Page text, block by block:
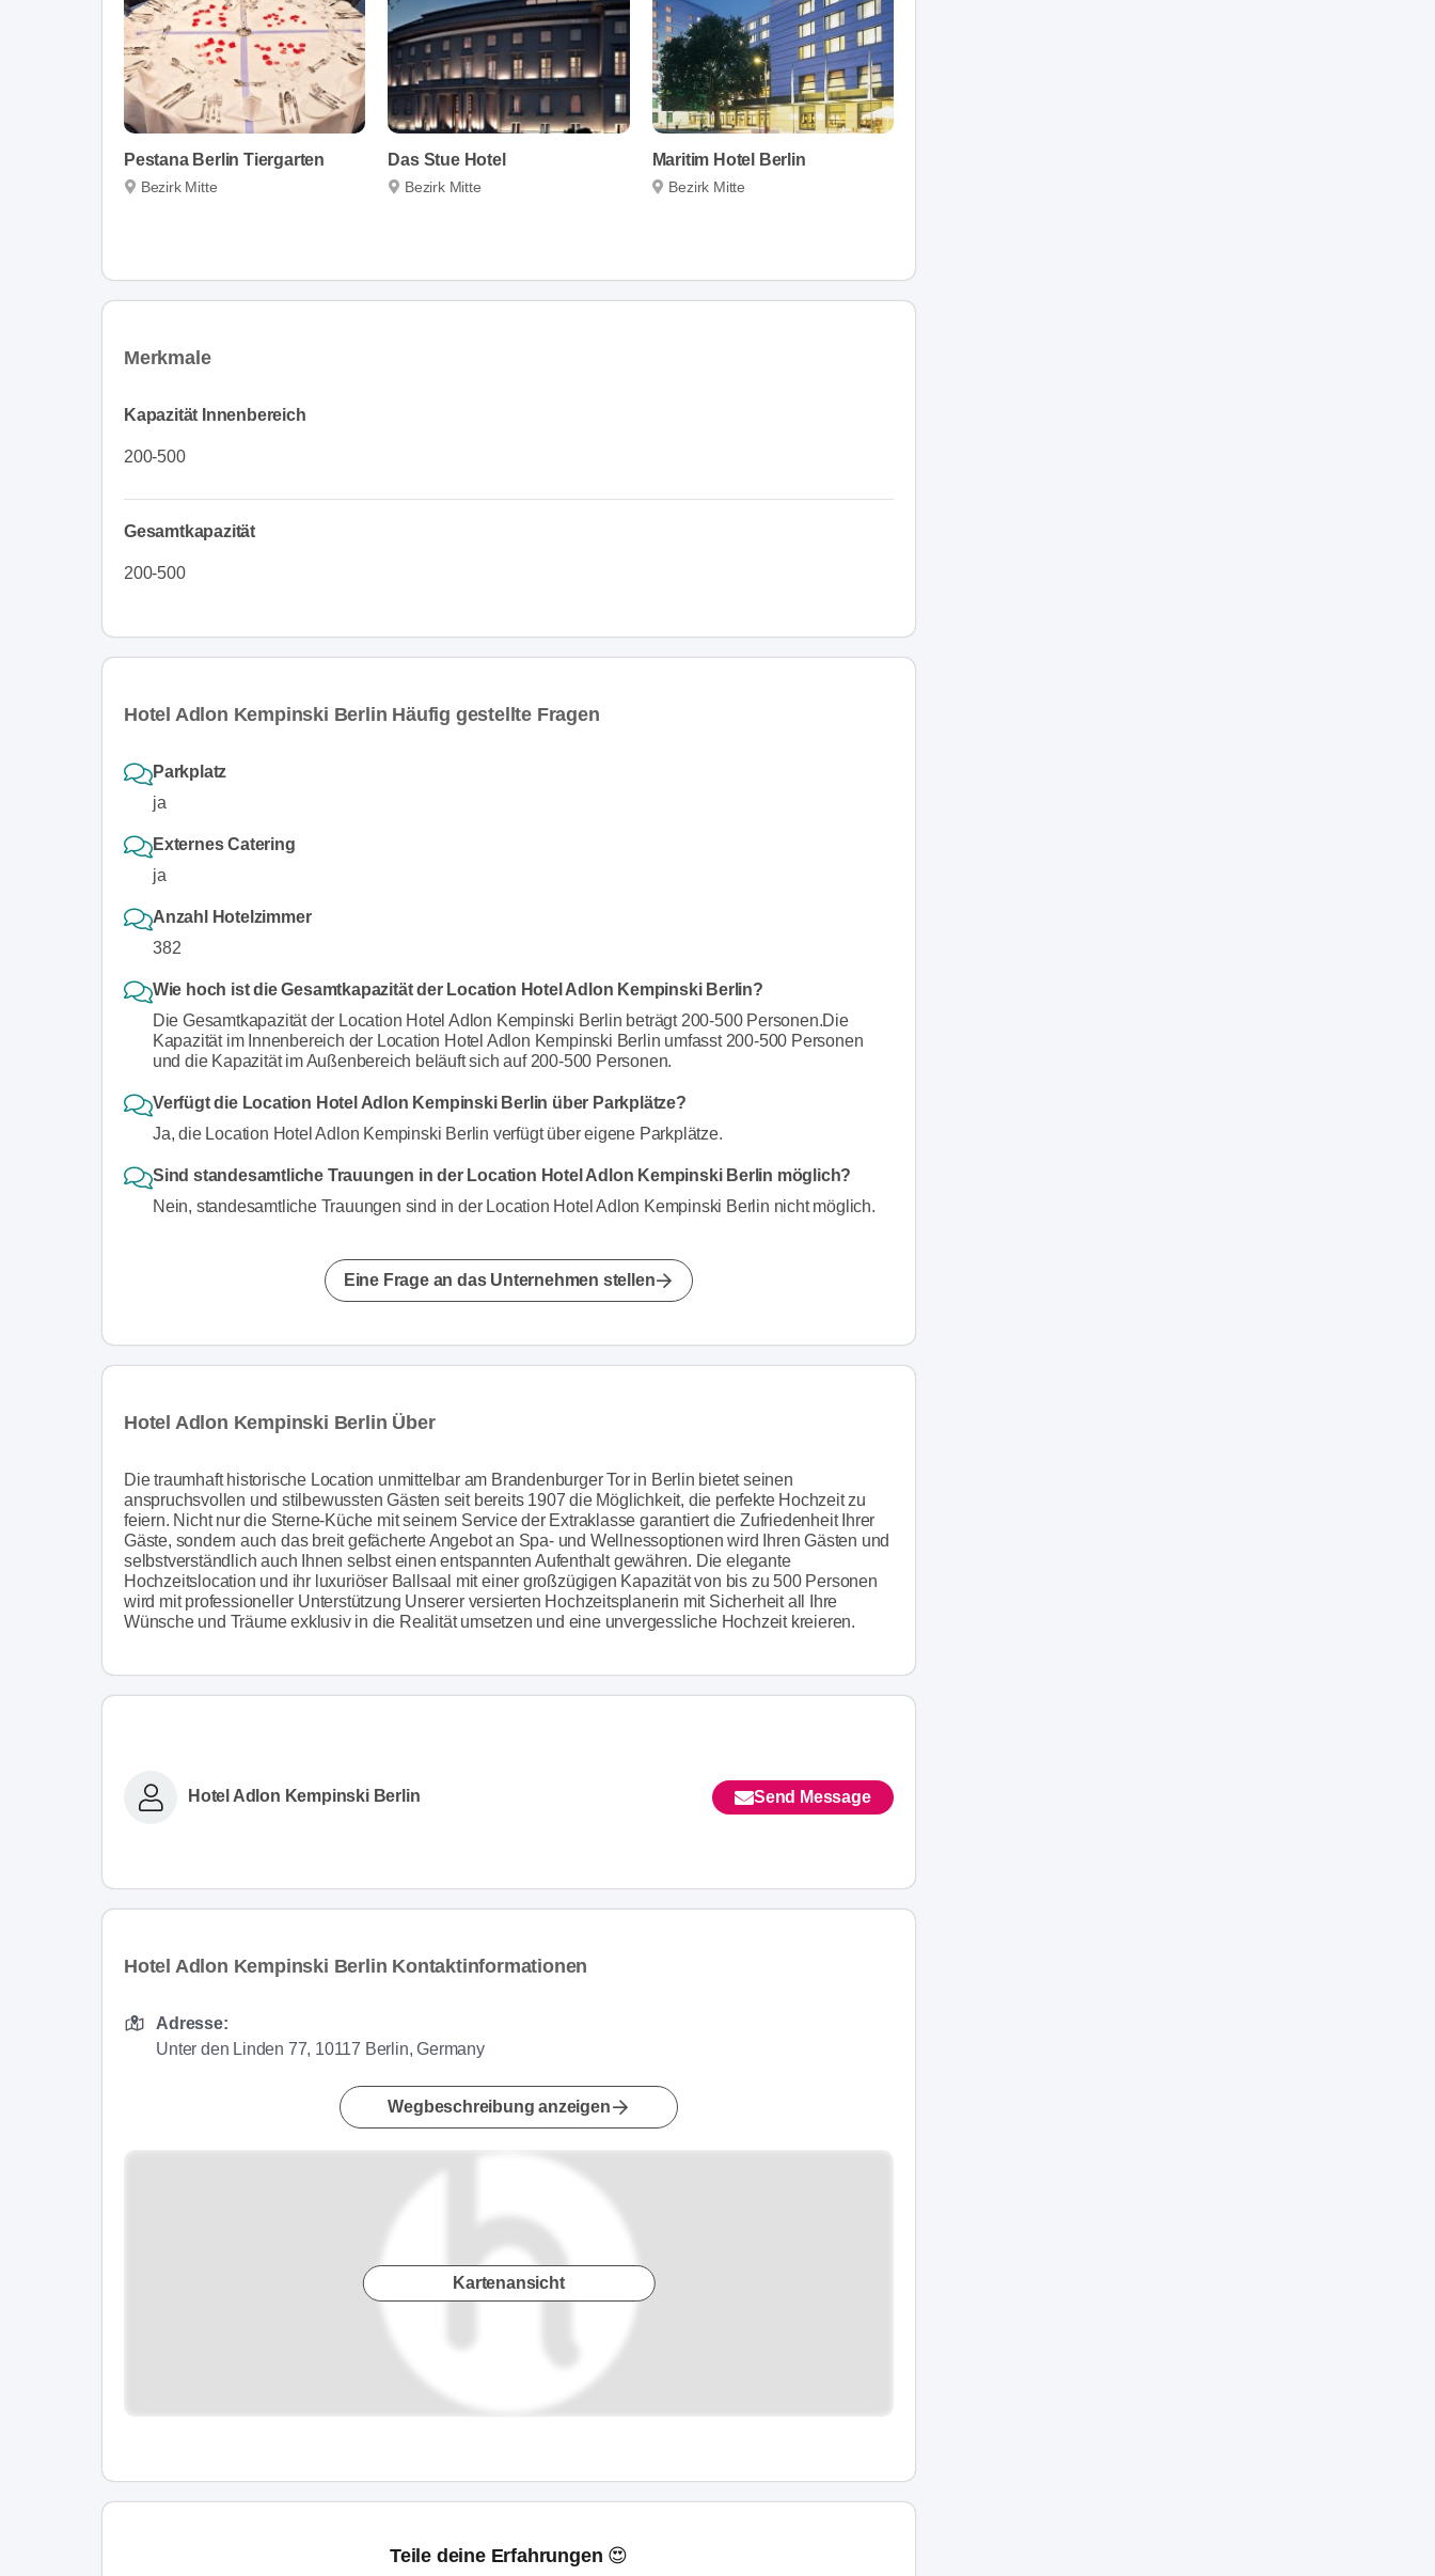
Pestana Berlin Tiergarten
Bezirk Mitte
Das Stue Hotel
Bezirk Mitte
Maritim Hotel Berlin
Bezirk Mitte
Merkmale
Kapazität Innenbereich
200-500
Gesamtkapazität
200-500
Hotel Adlon Kempinski Berlin Häufig gestellte Fragen
Parkplatz
ja
Externes Catering
ja
Anzahl Hotelzimmer
382
Wie hoch ist die Gesamtkapazität der Location Hotel Adlon Kempinski Berlin?
Die Gesamtkapazität der Location Hotel Adlon Kempinski Berlin beträgt 200-500 Personen.Die
Kapazität im Innenbereich der Location Hotel Adlon Kempinski Berlin umfasst 200-500 Personen
und die Kapazität im Außenbereich beläuft sich auf 200-500 Personen.
Verfügt die Location Hotel Adlon Kempinski Berlin über Parkplätze?
Ja, die Location Hotel Adlon Kempinski Berlin verfügt über eigene Parkplätze.
Sind standesamtliche Trauungen in der Location Hotel Adlon Kempinski Berlin möglich?
Nein, standesamtliche Trauungen sind in der Location Hotel Adlon Kempinski Berlin nicht möglich.
Eine Frage an das Unternehmen stellen
Hotel Adlon Kempinski Berlin Über
Die traumhaft historische Location unmittelbar am Brandenburger Tor in Berlin bietet seinen
anspruchsvollen und stilbewussten Gästen seit bereits 1907 die Möglichkeit, die perfekte Hochzeit zu
feiern. Nicht nur die Sterne-Küche mit seinem Service der Extraklasse garantiert die Zufriedenheit Ihrer
Gäste, sondern auch das breit gefächerte Angebot an Spa- und Wellnessoptionen wird Ihren Gästen und
selbstverständlich auch Ihnen selbst einen entspannten Aufenthalt gewähren. Die elegante
Hochzeitslocation und ihr luxuriöser Ballsaal mit einer großzügigen Kapazität von bis zu 500 Personen
wird mit professioneller Unterstützung Unserer versierten Hochzeitsplanerin mit Sicherheit all Ihre
Wünsche und Träume exklusiv in die Realität umsetzen und eine unvergessliche Hochzeit kreieren.
Hotel Adlon Kempinski Berlin Send Message
Hotel Adlon Kempinski Berlin Kontaktinformationen
Adresse:
Unter den Linden 77, 10117 Berlin, Germany
Wegbeschreibung anzeigen
Kartenansicht
Teile deine Erfahrungen 😍